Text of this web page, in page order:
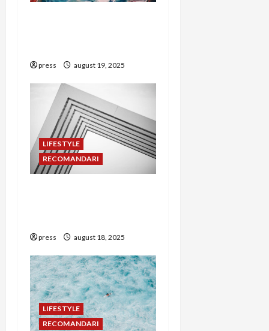
press august 19, 2025
LIFESTYLE
RECOMANDARI
press august 18, 2025
LIFESTYLE
RECOMANDARI